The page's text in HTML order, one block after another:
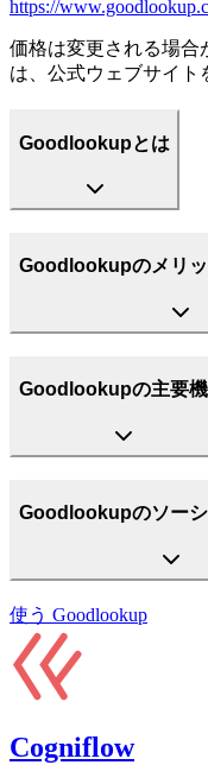
https://
価格は変更される場合
は、公式ウェブサイト
Goodlookupとは
Goodlookupのメリッ
Goodlookupの主要
Goodlookupのソー
使う Goodlookup
Cogniflow